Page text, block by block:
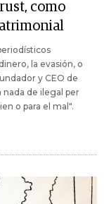
como
la evasión, o
y CEO de
nada de ilegal per
o para el mal".